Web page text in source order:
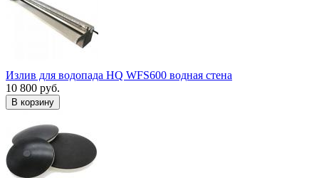
Излив для водопада HQ WFS600 водная стена
10 800 руб.
В корзину